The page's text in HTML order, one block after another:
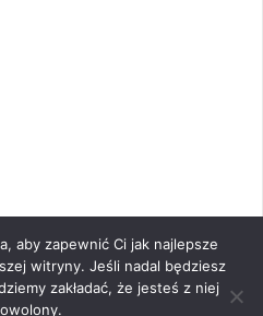
aby zapewnić Ci jak najlepsze
witryny. Jeśli nadal będziesz
zakładać, że jesteś z niej